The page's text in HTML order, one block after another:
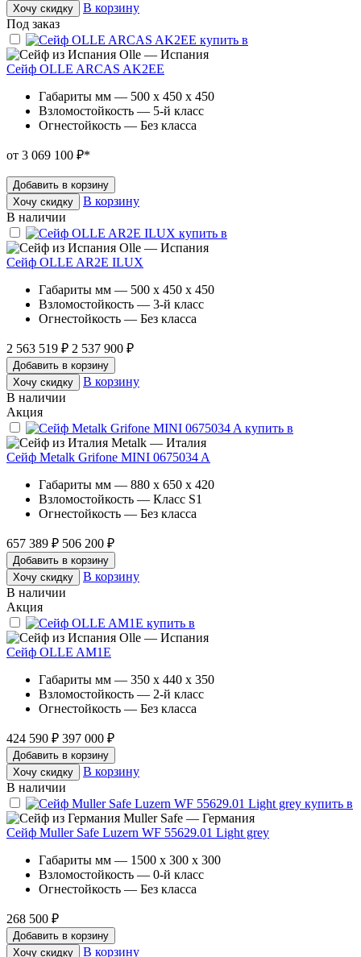
Хочу скидку
В корзину
Под заказ
Olle — Испания
Сейф OLLE ARCAS AK2EE
Габариты мм — 500 x 450 x 450
Взломостойкость — 5-й класс
Огнестойкость — Без класса
от 3 069 100 ₽*
Добавить в корзину
Хочу скидку
В корзину
В наличии
Olle — Испания
Сейф OLLE AR2E ILUX
Габариты мм — 500 x 450 x 450
Взломостойкость — 3-й класс
Огнестойкость — Без класса
2 563 519 ₽ 2 537 900 ₽
Добавить в корзину
Хочу скидку
В корзину
В наличии
Акция
Metalk — Италия
Сейф Metalk Grifone MINI 0675034 A
Габариты мм — 880 x 650 x 420
Взломостойкость — Класс S1
Огнестойкость — Без класса
657 389 ₽ 506 200 ₽
Добавить в корзину
Хочу скидку
В корзину
В наличии
Акция
Olle — Испания
Сейф OLLE AM1E
Габариты мм — 350 x 440 x 350
Взломостойкость — 2-й класс
Огнестойкость — Без класса
424 590 ₽ 397 000 ₽
Добавить в корзину
Хочу скидку
В корзину
В наличии
Muller Safe — Германия
Сейф Muller Safe Luzern WF 55629.01 Light grey
Габариты мм — 1500 x 300 x 300
Взломостойкость — 0-й класс
Огнестойкость — Без класса
268 500 ₽
Добавить в корзину
Хочу скидку
В корзину